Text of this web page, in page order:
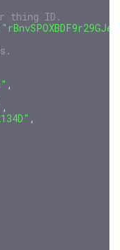
thing ID.
,
,
,